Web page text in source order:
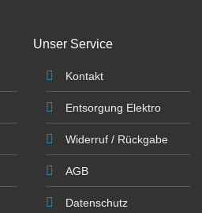
Unser Service
Kontakt
Entsorgung Elektro
Widerruf / Rückgabe
AGB
Datenschutz